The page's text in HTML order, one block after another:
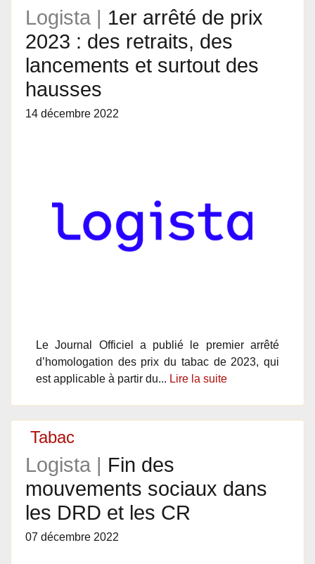
Logista | 1er arrêté de prix
2023 : des retraits, des
lancements et surtout des
hausses
14 décembre 2022
Le Journal Officiel a publié le premier arrêté
d’homologation des prix du tabac de 2023, qui
est applicable à partir du... Lire la suite
Tabac
Logista | Fin des
mouvements sociaux dans
les DRD et les CR
07 décembre 2022